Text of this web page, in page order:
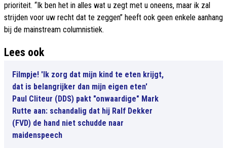
prioriteit. “Ik ben het in alles wat u zegt met u oneens, maar ik zal
strijden voor uw recht dat te zeggen” heeft ook geen enkele aanhang
bij de mainstream columnistiek.
Lees ook
Filmpje! 'Ik zorg dat mijn kind te eten krijgt,
dat is belangrijker dan mijn eigen eten'
Paul Cliteur (DDS) pakt "onwaardige" Mark
Rutte aan: schandalig dat hij Ralf Dekker
(FVD) de hand niet schudde naar
maidenspeech